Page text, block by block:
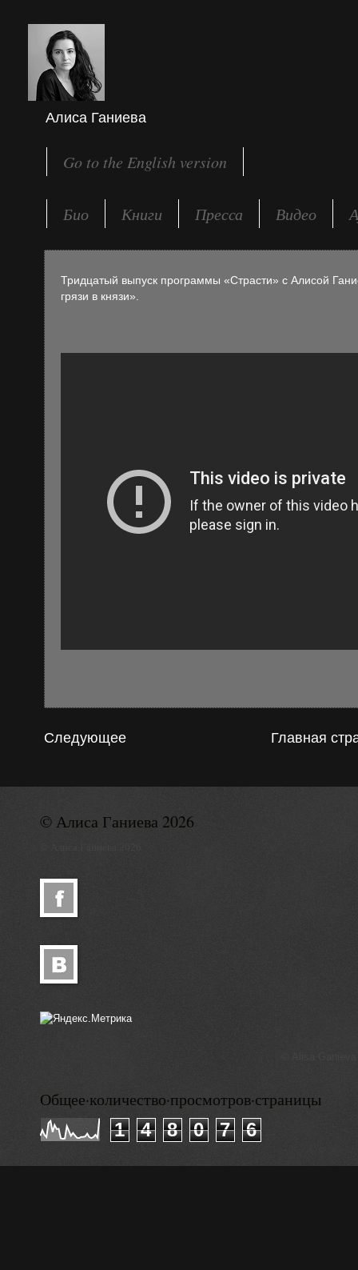
Алиса Ганиева
Go to the English version
Био Книги Пресса Видео
Тридцатый выпуск программы «Страсти» с Алисой
грязи в князи».
Следующее Главная
© Алиса Ганиева 2026
Общее·количество·просмотров·страницы
1
4 8 0 7 6